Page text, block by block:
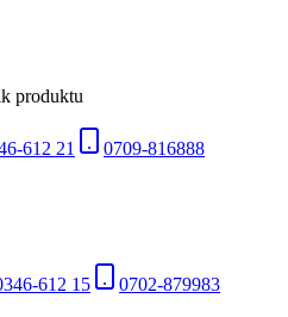
produktu
612 21
0709-816888
612 15
0702-879983